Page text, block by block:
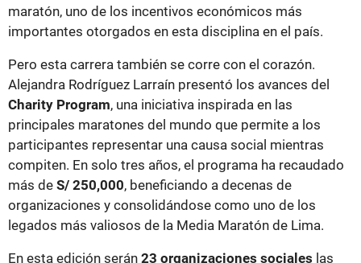
maratón, uno de los incentivos económicos más
importantes otorgados en esta disciplina en el país.
Pero esta carrera también se corre con el corazón.
Alejandra Rodríguez Larraín presentó los avances del
Charity Program, una iniciativa inspirada en las
principales maratones del mundo que permite a los
participantes representar una causa social mientras
compiten. En solo tres años, el programa ha recaudado
más de S/ 250,000, beneficiando a decenas de
organizaciones y consolidándose como uno de los
legados más valiosos de la Media Maratón de Lima.
En esta edición serán 23 organizaciones sociales las